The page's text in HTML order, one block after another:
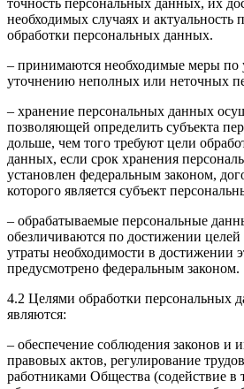
необходимых случаях и
обработки персональных данных.
– принимаются необходимые меры по
уточнению неполных или неточных
– хранение персональных данных
позволяющей определить субъекта
дольше, чем того требуют цели
данных, если срок хранения
установлен федеральным законом,
которого является субъект
– обрабатываемые персональные
обезличиваются по достижении целей
утраты необходимости в достижении
предусмотрено федеральным законом.
4.2 Целями обработки персональных
являются:
– обеспечение соблюдения законов и
правовых актов, регулирование
работниками Общества (содействие в